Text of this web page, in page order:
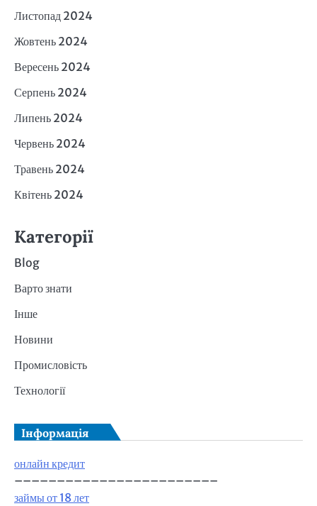
Листопад 2024
Жовтень 2024
Вересень 2024
Серпень 2024
Липень 2024
Червень 2024
Травень 2024
Квітень 2024
Категорії
Blog
Варто знати
Інше
Новини
Промисловість
Технології
Інформація
онлайн кредит
––––––––––––––––––––––––
займы от 18 лет